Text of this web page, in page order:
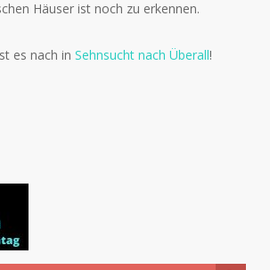
Häuser ist noch zu erkennen.
es nach in Sehnsucht nach Überall!